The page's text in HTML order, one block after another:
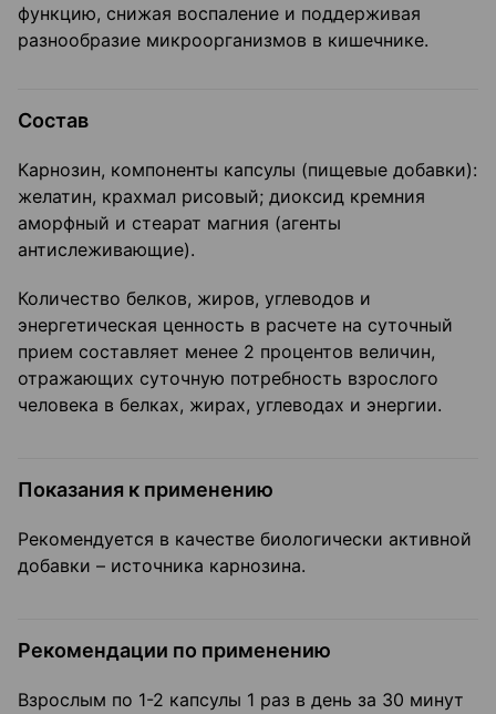
функцию, снижая воспаление и поддерживая
разнообразие микроорганизмов в кишечнике.
Состав
Карнозин, компоненты капсулы (пищевые добавки):
желатин, крахмал рисовый; диоксид кремния
аморфный и стеарат магния (агенты
антислеживающие).
Количество белков, жиров, углеводов и
энергетическая ценность в расчете на суточный
прием составляет менее 2 процентов величин,
отражающих суточную потребность взрослого
человека в белках, жирах, углеводах и энергии.
Показания к применению
Рекомендуется в качестве биологически активной
добавки – источника карнозина.
Рекомендации по применению
Взрослым по 1-2 капсулы 1 раз в день за 30 минут